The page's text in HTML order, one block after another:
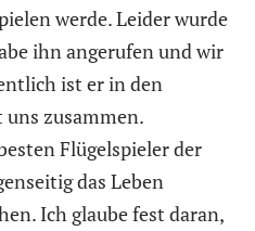
werde. Leider wurde
ihn angerufen und wir
ist er in den
zusammen.
Flügelspieler der
das Leben
Ich glaube fest daran,